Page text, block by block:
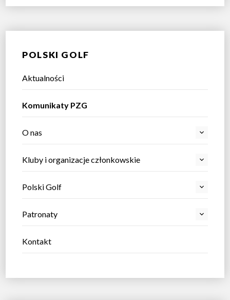
POLSKI GOLF
Aktualności
Komunikaty PZG
O nas
Kluby i organizacje członkowskie
Polski Golf
Patronaty
Kontakt